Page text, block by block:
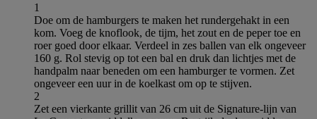
1
Doe om de hamburgers te maken het rundergehakt in een
kom. Voeg de knoflook, de tijm, het zout en de peper toe en
roer goed door elkaar. Verdeel in zes ballen van elk ongeveer
160 g. Rol stevig op tot een bal en druk dan lichtjes met de
handpalm naar beneden om een hamburger te vormen. Zet
ongeveer een uur in de koelkast om op te stijven.
2
Zet een vierkante grillit van 26 cm uit de Signature-lijn van